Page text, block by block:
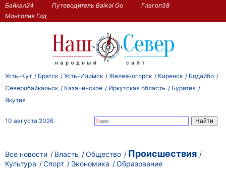
Байкал24 Путеводитель Baikal Go
Глагол38
Монголия Гид
Усть-Кут Братск Усть-Илимск Железногорск Киренск
Бодайбо
Северобайкальск
Казачинское Иркутская область
Бурятия
Якутия
10 августа 2026
Все новости Власть Общество Происшествия
Культура Спорт Экономика Образование